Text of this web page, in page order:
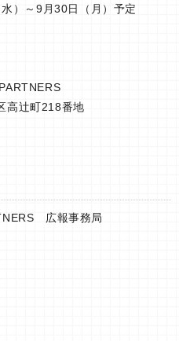
）～9月30日（月）予定
高辻町218番地
広報事務局